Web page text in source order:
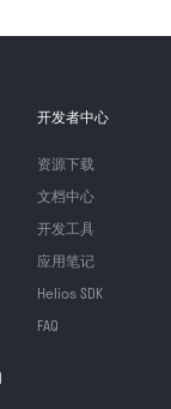
开发者中心
资源下载
文档中心
开发工具
应用笔记
Helios SDK
FAQ